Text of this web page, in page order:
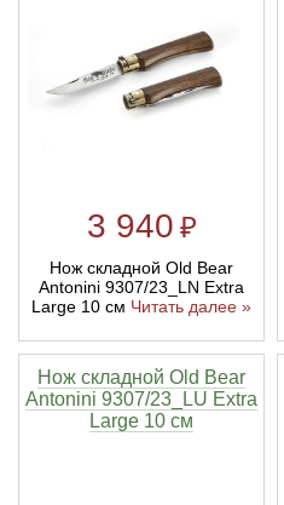
3 940 ₽
Нож складной Old Bear
Antonini 9307/23_LN Extra
Large 10 см Читать далее »
Нож складной Old Bear
Antonini 9307/23_LU Extra
Large 10 см